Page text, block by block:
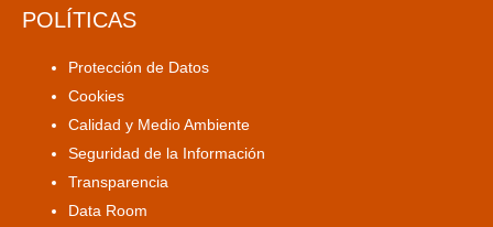
POLÍTICAS
Protección de Datos
Cookies
Calidad y Medio Ambiente
Seguridad de la Información
Transparencia
Data Room